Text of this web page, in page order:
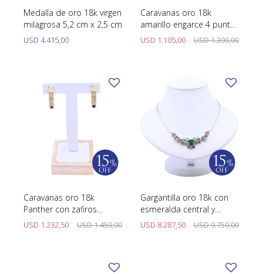
Medalla de oro 18k virgen
milagrosa 5,2 cm x 2,5 cm
USD 4.415,00
Caravanas oro 18k
amarillo engarce 4 puntas
con brillantes.
USD 1.105,00 USD1.300,00
Caravanas oro 18k
Panther con zafiros
azules cabujón.
USD 1.232,50 USD1.450,00
Gargantilla oro 18k con
esmeralda central y
brillantes.
USD 8.287,50 USD9.750,00